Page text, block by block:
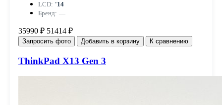
LCD: '14
Бренд: —
35990 ₽ 51414 ₽
Запросить фото Добавить в корзину К сравнению
ThinkPad X13 Gen 3